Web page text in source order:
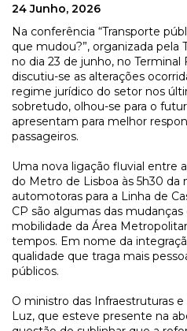
24 Junho, 2026
Na conferência “Transporte
que mudou?”, organizada pela
no dia 23 de junho, no Terminal
discutiu-se as alterações
regime jurídico do setor nos
sobretudo, olhou-se para o
apresentam para melhor
passageiros.
Uma nova ligação fluvial entre
do Metro de Lisboa às 5h30 da
automotoras para a Linha de
CP são algumas das
mobilidade da Área
tempos. Em nome da
qualidade que traga mais
públicos.
O ministro das Infraestruturas
Luz, que esteve presente na